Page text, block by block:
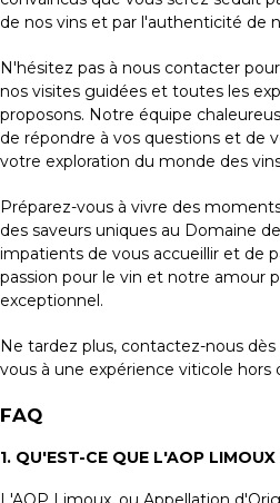
de nos vins et par l'authenticité de
N'hésitez pas à nous contacter
nos visites guidées et toutes les
proposons. Notre équipe
de répondre à vos questions et de
votre exploration du monde des
Préparez-vous à vivre des
des saveurs uniques au Domaine
impatients de vous accueillir et de
passion pour le vin et notre amour
exceptionnel.
Ne tardez plus, contactez-nous
vous à une expérience viticole hors
FAQ
1. QU'EST-CE QUE L'AOP LIMOUX